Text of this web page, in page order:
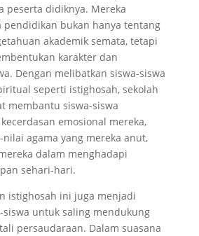
peserta didiknya. Mereka
pendidikan bukan hanya tentang
akademik semata, tetapi
karakter dan
Dengan melibatkan siswa-siswa
seperti istighosah, sekolah
membantu siswa-siswa
emosional mereka,
agama yang mereka anut,
dalam menghadapi
sehari-hari.
istighosah ini juga menjadi
siswa untuk saling mendukung
persaudaraan. Dalam suasana